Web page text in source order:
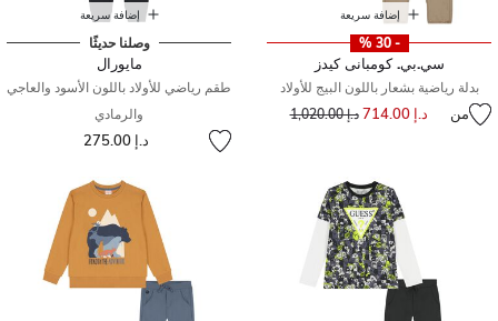
إضافة سريعة
- 30 %
سي.بي. كومبانى كيدز
بدلة رياضية بشعار باللون البيج للأولاد
من د.إ 714.00 سعر مخفض مند.إ 1,020.00
إضافة سريعة
وصلنا حديثًا
مايورال
طقم رياضي للأولاد باللون الأسود والعاجي
والرمادي
د.إ 275.00